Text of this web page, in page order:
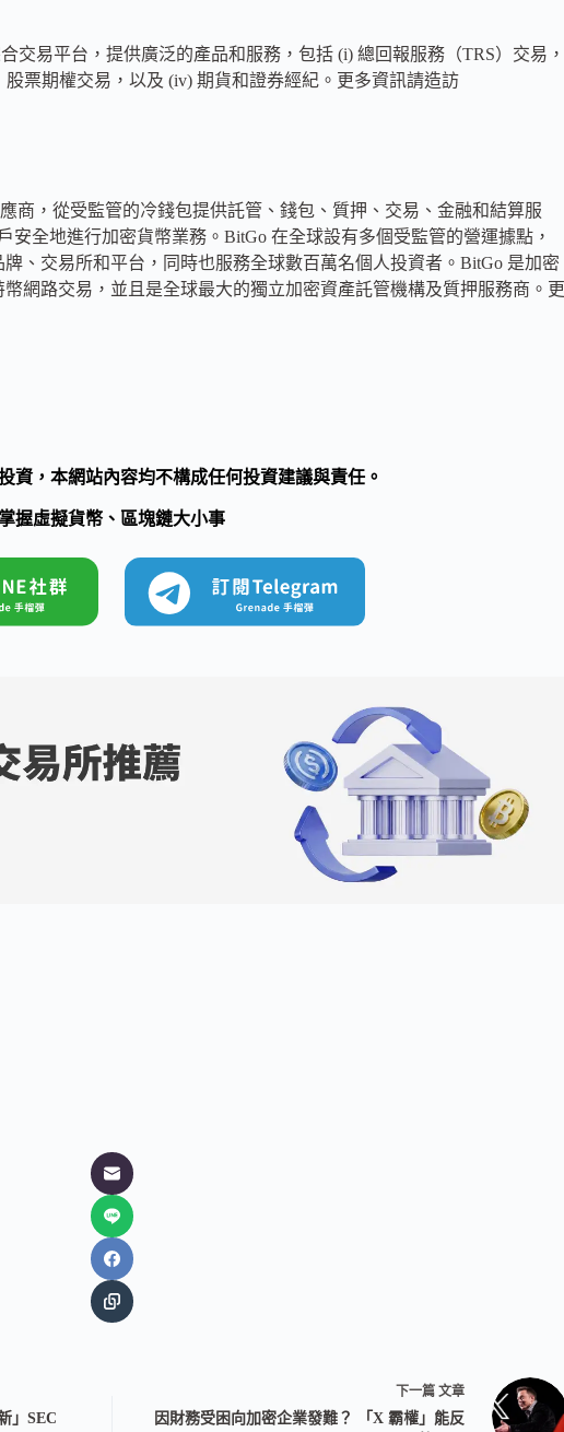
交易平台，提供廣泛的產品和服務，包括 (i) 總回報服務（TRS）交易，
票期權交易，以及 (iv) 期貨和證券經紀。更多資訊請造訪
商，從受監管的冷錢包提供託管、錢包、質押、交易、金融和結算服
安全地進行加密貨幣業務。BitGo 在全球設有多個受監管的營運據點，
、交易所和平台，同時也服務全球數百萬名個人投資者。BitGo 是加密
網路交易，並且是全球最大的獨立加密資產託管機構及質押服務商。更
資，本網站內容均不構成任何投資建議與責任。
掌握虛擬貨幣、區塊鏈大小事
」SEC
下一篇 文章
因財務受困向加密企業發難？ 「X 霸權」能反